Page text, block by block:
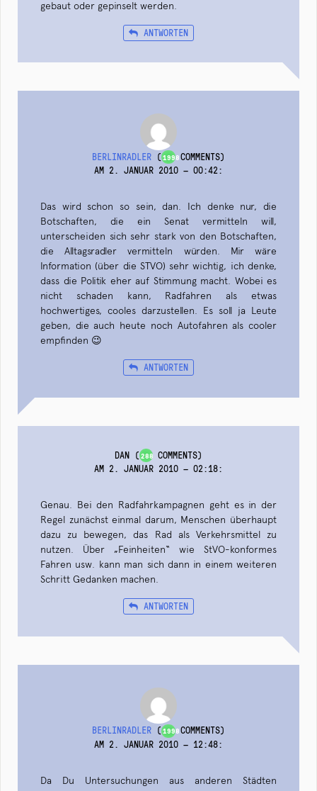
gebaut oder gepinselt werden.
ANTWORTEN
BERLINRADLER (1998COMMENTS)
AM 2. JANUAR 2010 — 00:42:
Das wird schon so sein, dan. Ich denke nur, die
Botschaften, die ein Senat vermitteln will,
unterscheiden sich sehr stark von den Botschaften,
die Alltagsradler vermitteln würden. Mir wäre
Information (über die STVO) sehr wichtig, ich denke,
dass die Politik eher auf Stimmung macht. Wobei es
nicht schaden kann, Radfahren als etwas
hochwertiges, cooles darzustellen. Es soll ja Leute
geben, die auch heute noch Autofahren als cooler
empfinden 😉
ANTWORTEN
DAN (288 COMMENTS)
AM 2. JANUAR 2010 — 02:18:
Genau. Bei den Radfahrkampagnen geht es in der
Regel zunächst einmal darum, Menschen überhaupt
dazu zu bewegen, das Rad als Verkehrsmittel zu
nutzen. Über „Feinheiten“ wie StVO-konformes
Fahren usw. kann man sich dann in einem weiteren
Schritt Gedanken machen.
ANTWORTEN
BERLINRADLER (1998COMMENTS)
AM 2. JANUAR 2010 — 12:48:
Da Du Untersuchungen aus anderen Städten